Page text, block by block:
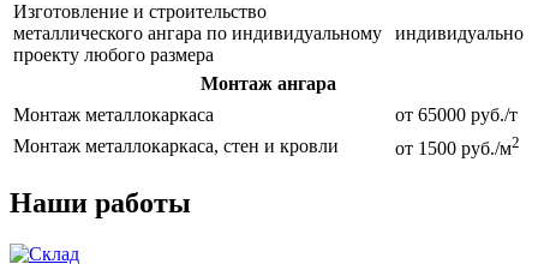
Изготовление и строительство
металлического ангара по индивидуальному
проекту любого размера
индивидуально
Монтаж ангара
Монтаж металлокаркаса
от 65000 руб./т
Монтаж металлокаркаса, стен и кровли
от 1500 руб./м2
Наши работы